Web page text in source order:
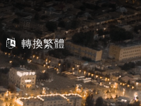
轉換繁體